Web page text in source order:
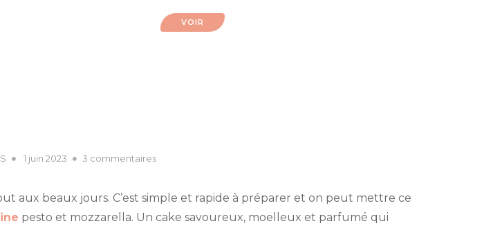
VOIR
Posted
1 juin 2023 3 commentairessur
pesto
et
aux beaux jours. C’est simple et rapide à préparer et on peut mettre ce
pesto et mozzarella. Un cake savoureux, moelleux et parfumé qui